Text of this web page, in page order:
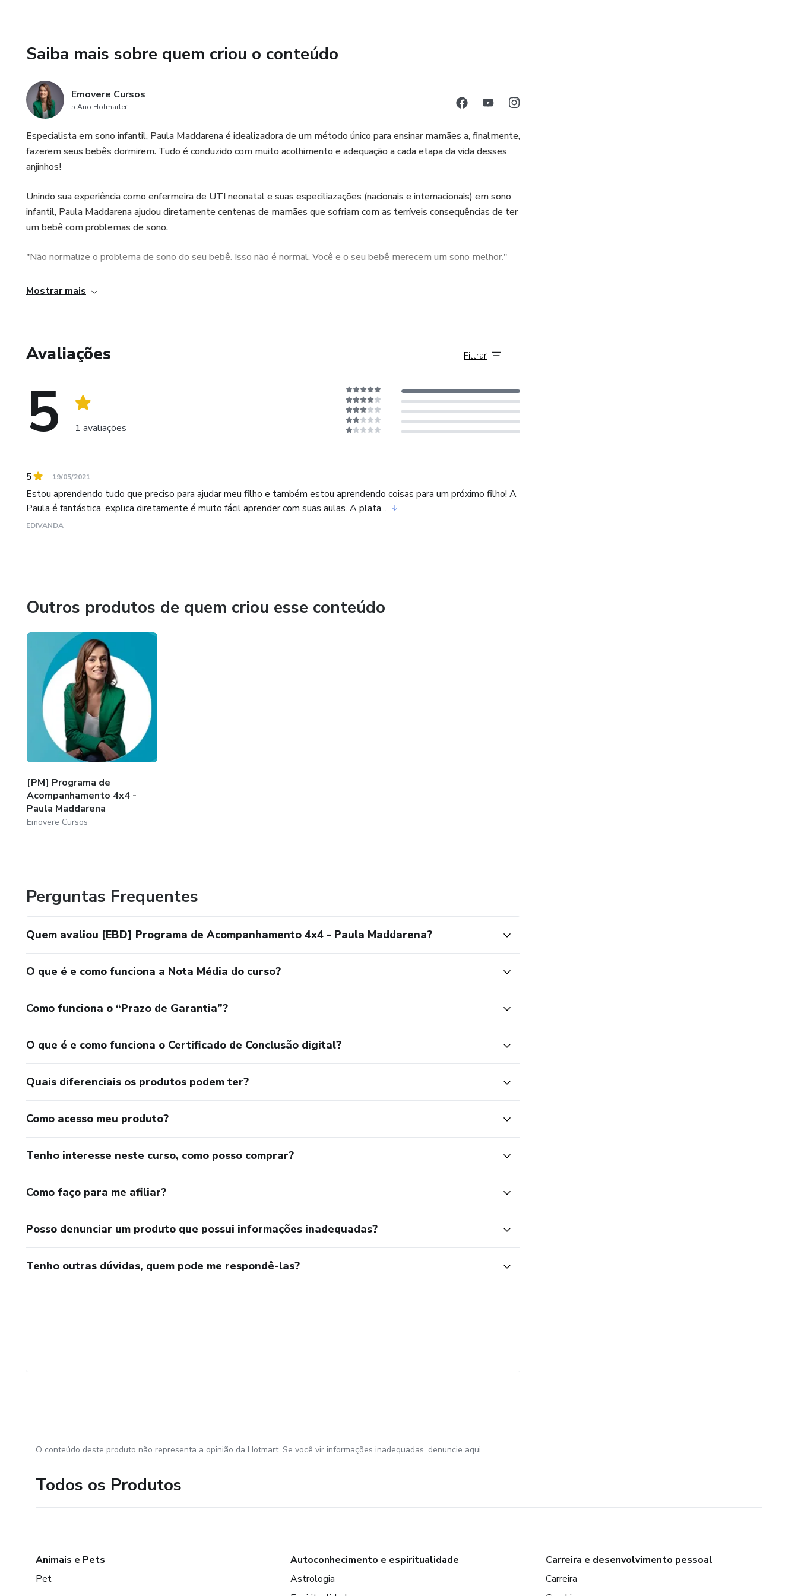
clínicos. As receitas e técnicas aqui descritas têm o objetivo de complementar - e não
“Este produto não substitui o parecer profissional. Sempre consulte um profissional da
Saiba mais sobre quem criou o conteúdo
Emovere Cursos
5 Ano Hotmarter
Especialista em sono infantil, Paula Maddarena é idealizadora de um método único para ensinar mamães a, finalmente,
fazerem seus bebês dormirem. Tudo é conduzido com muito acolhimento e adequação a cada etapa da vida desses
anjinhos!
Unindo sua experiência como enfermeira de UTI neonatal e suas especiliazações (nacionais e internacionais) em sono
infantil, Paula Maddarena ajudou diretamente centenas de mamães que sofriam com as terríveis consequências de ter
um bebê com problemas de sono.
"Não normalize o problema de sono do seu bebê. Isso não é normal. Você e o seu bebê merecem um sono melhor."
Mostrar mais
Avaliações
5 1 avaliações
Filtrar
5 19/05/2021
Estou aprendendo tudo que preciso para ajudar meu filho e também estou aprendendo coisas para um próximo filho! A
Paula é fantástica, explica diretamente é muito fácil aprender com suas aulas. A plata...
EDIVANDA
Outros produtos de quem criou esse conteúdo
[PM] Programa de
Acompanhamento 4x4 -
Paula Maddarena
Emovere Cursos
Perguntas Frequentes
Quem avaliou [EBD] Programa de Acompanhamento 4x4 - Paula Maddarena?
O que é e como funciona a Nota Média do curso?
Como funciona o “Prazo de Garantia”?
O que é e como funciona o Certificado de Conclusão digital?
Quais diferenciais os produtos podem ter?
Como acesso meu produto?
Tenho interesse neste curso, como posso comprar?
Como faço para me afiliar?
Posso denunciar um produto que possui informações inadequadas?
Tenho outras dúvidas, quem pode me respondê-las?
O conteúdo deste produto não representa a opinião da Hotmart. Se você vir informações inadequadas, denuncie aqui
Todos os Produtos
Animais e Pets
Pet
Autoconhecimento e espiritualidade
Astrologia
Carreira e desenvolvimento pessoal
Carreira